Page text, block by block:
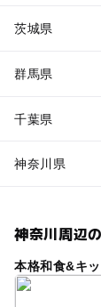
茨城県
群馬県
千葉県
神奈川県
神奈川周辺
本格和食&キ